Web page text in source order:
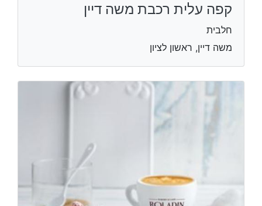
קפה עלית רכבת משה דיין
חלבית
משה דיין, ראשון לציון